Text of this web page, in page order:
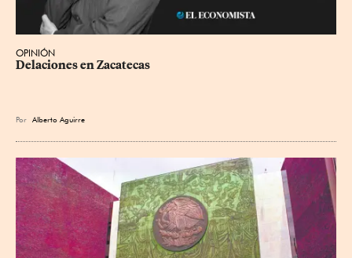
OPINIÓN
Delaciones en Zacatecas
Por Alberto Aguirre